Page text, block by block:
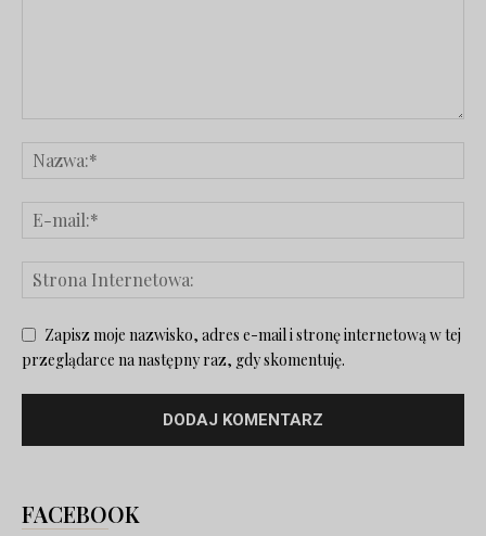
Zapisz moje nazwisko, adres e-mail i stronę internetową w tej
przeglądarce na następny raz, gdy skomentuję.
FACEBOOK